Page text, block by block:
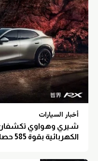
أخبار السيارات
الكهربائية بقوة 585 حصان